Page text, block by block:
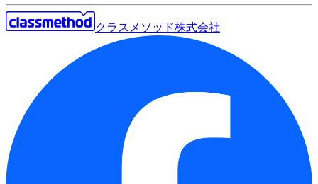
クラスメソッド株式会社